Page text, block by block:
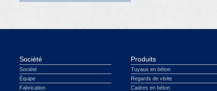
Société
Société
Équipe
Fabrication
Produits
Tuyaux en béton
Regards de visite
Cadres en béton